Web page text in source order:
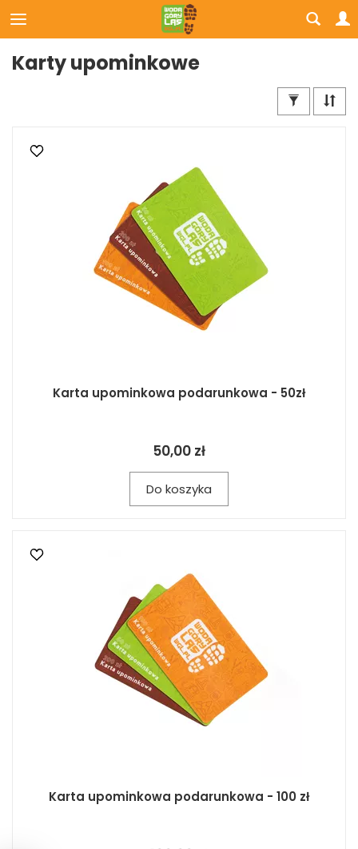
Karty upominkowe
Karta upominkowa podarunkowa - 50zł
50,00 zł
Do koszyka
Karta upominkowa podarunkowa - 100 zł